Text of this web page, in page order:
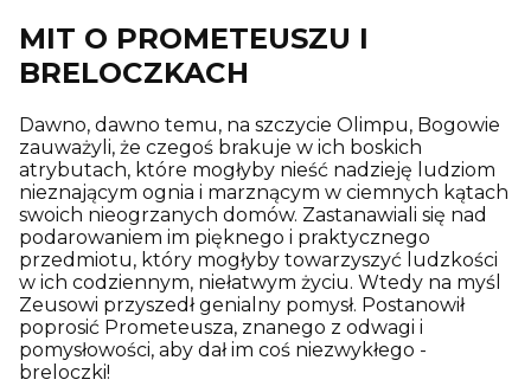
MIT O PROMETEUSZU I
BRELOCZKACH
Dawno, dawno temu, na szczycie Olimpu, Bogowie
zauważyli, że czegoś brakuje w ich boskich
atrybutach, które mogłyby nieść nadzieję ludziom
nieznającym ognia i marznącym w ciemnych kątach
swoich nieogrzanych domów. Zastanawiali się nad
podarowaniem im pięknego i praktycznego
przedmiotu, który mogłyby towarzyszyć ludzkości
w ich codziennym, niełatwym życiu. Wtedy na myśl
Zeusowi przyszedł genialny pomysł. Postanowił
poprosić Prometeusza, znanego z odwagi i
pomysłowości, aby dał im coś niezwykłego -
breloczki!